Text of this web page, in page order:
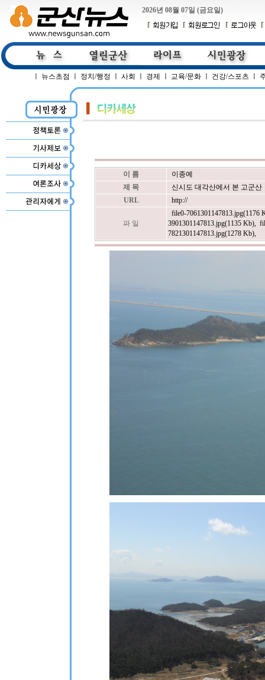
2026년 08월 07일 (금요일)
뉴스초점 정치/행정 사회 경제 교육/문화 건강/스포츠
이 름
이종예
제 목
신시도 대각산에서 본 고군산
URL
http://
파 일
file0-7061301147813.jpg(1176
3901301147813.jpg(1135 Kb),
7821301147813.jpg(1278 Kb),